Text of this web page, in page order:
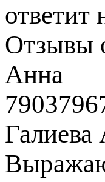
ответит
Отзывы
Анна